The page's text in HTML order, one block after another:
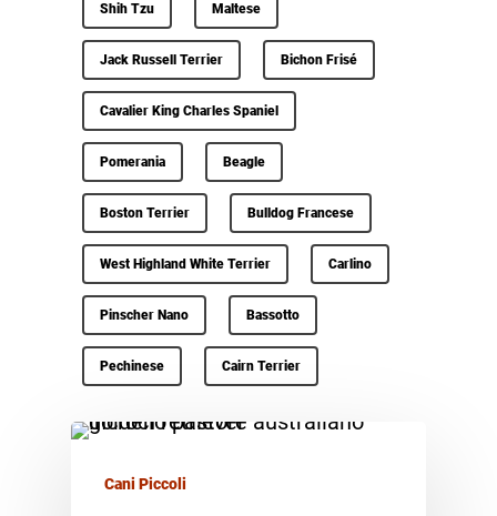
Shih Tzu Maltese
Jack Russell Terrier Bichon Frisé
Cavalier King Charles Spaniel
Pomerania Beagle
Boston Terrier Bulldog Francese
West Highland White Terrier Carlino
Pinscher Nano Bassotto
Pechinese Cairn Terrier
Cani Piccoli